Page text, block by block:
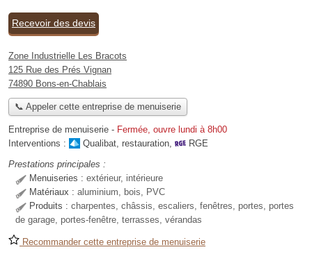
Recevoir des devis
Zone Industrielle Les Bracots
125 Rue des Prés Vignan
74890 Bons-en-Chablais
📞 Appeler cette entreprise de menuiserie
Entreprise de menuiserie - Fermée, ouvre lundi à 8h00
Interventions :
Qualibat, restauration,
RGE
Prestations principales :
Menuiseries : extérieur, intérieure
Matériaux : aluminium, bois, PVC
Produits : charpentes, châssis, escaliers, fenêtres, portes, portes
de garage, portes-fenêtre, terrasses, vérandas
Recommander cette entreprise de menuiserie